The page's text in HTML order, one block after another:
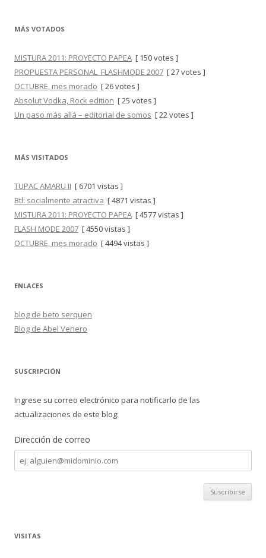
MÁS VOTADOS
MISTURA 2011: PROYECTO PAPEA [ 150 votes ]
PROPUESTA PERSONAL_FLASHMODE 2007 [ 27 votes ]
OCTUBRE, mes morado [ 26 votes ]
Absolut Vodka, Rock edition [ 25 votes ]
Un paso más allá – editorial de somos [ 22 votes ]
MÁS VISITADOS
TUPAC AMARU II [ 6701 vistas ]
Btl: socialmente atractiva [ 4871 vistas ]
MISTURA 2011: PROYECTO PAPEA [ 4577 vistas ]
FLASH MODE 2007 [ 4550 vistas ]
OCTUBRE, mes morado [ 4494 vistas ]
ENLACES
blog de beto serquen
Blog de Abel Venero
SUSCRIPCIÓN
Ingrese su correo electrónico para notificarlo de las
actualizaciones de este blog:
Dirección de correo
Dirección
de
correo
VISITAS